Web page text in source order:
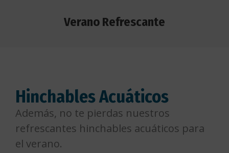
Verano Refrescante
Hinchables Acuáticos
Además, no te pierdas nuestros
refrescantes hinchables acuáticos para
el verano.